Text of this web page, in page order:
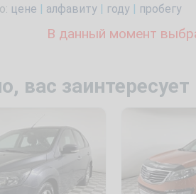
цене | алфавиту | году | пробегу
В данный момент
вас заинтересует